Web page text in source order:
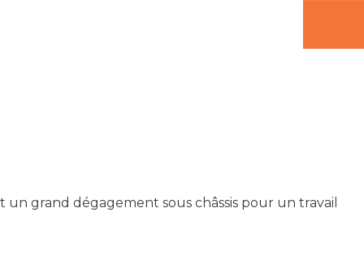
grand dégagement sous châssis pour un travail